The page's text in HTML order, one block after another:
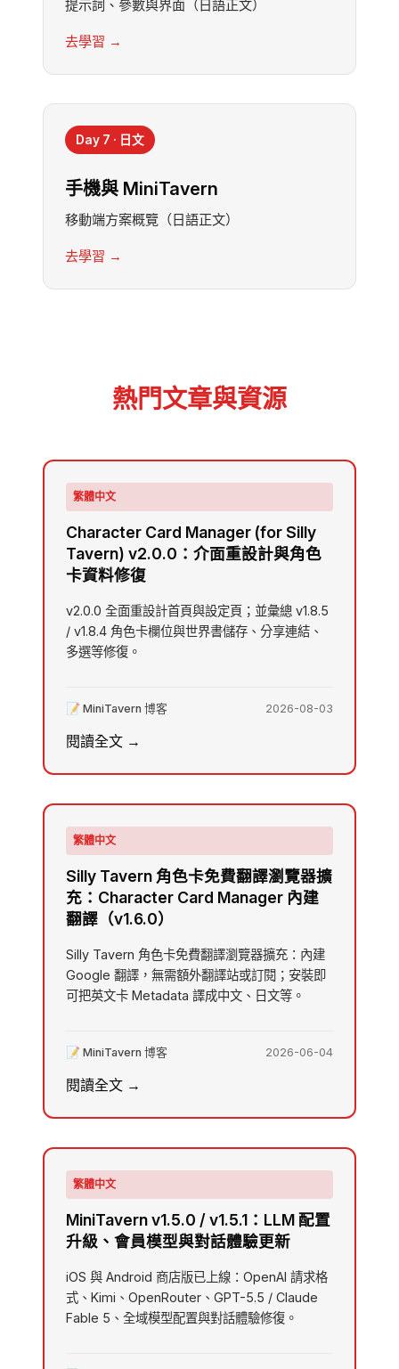
提示詞、參數與界面（日語正文）
去學習 →
Day 7 · 日文
手機與 MiniTavern
移動端方案概覽（日語正文）
去學習 →
熱門文章與資源
繁體中文
Character Card Manager (for Silly
Tavern) v2.0.0：介面重設計與角色
卡資料修復
v2.0.0 全面重設計首頁與設定頁；並彙總 v1.8.5
/ v1.8.4 角色卡欄位與世界書儲存、分享連結、
多選等修復。
📝 MiniTavern 博客 2026-08-03
閱讀全文 →
繁體中文
Silly Tavern 角色卡免費翻譯瀏覽器擴
充：Character Card Manager 內建
翻譯（v1.6.0）
Silly Tavern 角色卡免費翻譯瀏覽器擴充：內建
Google 翻譯，無需額外翻譯站或訂閱；安裝即
可把英文卡 Metadata 譯成中文、日文等。
📝 MiniTavern 博客 2026-06-04
閱讀全文 →
繁體中文
MiniTavern v1.5.0 / v1.5.1：LLM 配置
升級、會員模型與對話體驗更新
iOS 與 Android 商店版已上線：OpenAI 請求格
式、Kimi、OpenRouter、GPT-5.5 / Claude
Fable 5、全域模型配置與對話體驗修復。